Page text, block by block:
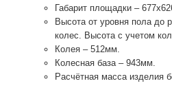
Габарит площадки –
Высота от уровня пола до
колес. Высота с учетом
Колея – 512мм.
Колесная база – 943мм.
Расчётная масса изделия